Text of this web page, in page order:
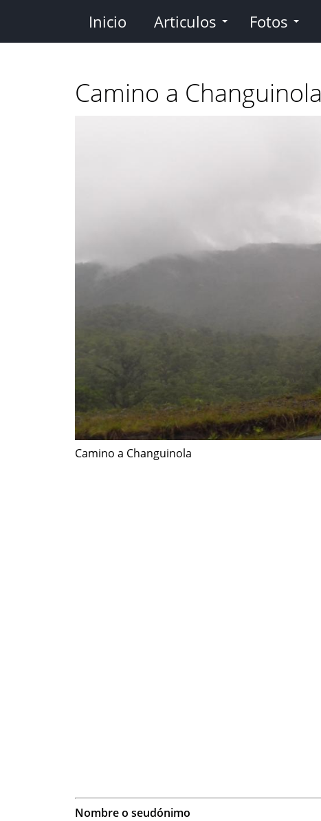
contenido
Inicio Articulos Fotos
Camino a Changuinola
Camino a Changuinola
Nombre o seudónimo